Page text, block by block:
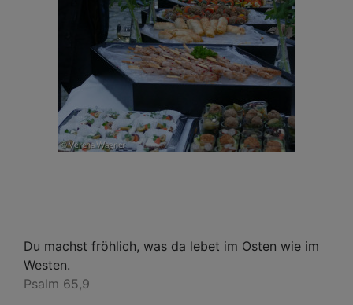
Du machst fröhlich, was da lebet im Osten wie im
Westen.
Psalm 65,9